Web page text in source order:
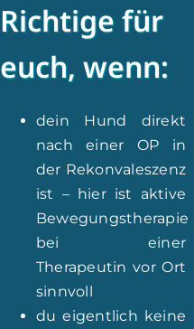
Richtige für
euch, wenn:
dein Hund direkt
nach einer OP in
der Rekonvaleszenz
ist – hier ist aktive
Bewegungstherapie
bei einer
Therapeutin vor Ort
sinnvoll
du eigentlich keine